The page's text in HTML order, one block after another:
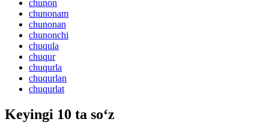
chunon
chunonam
chunonan
chunonchi
chuqula
chuqur
chuqurla
chuqurlan
chuqurlat
Keyingi 10 ta so‘z